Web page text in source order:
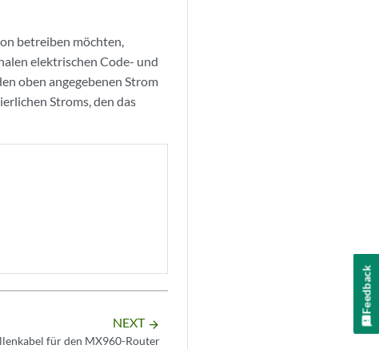
betreiben möchten,
elektrischen Code- und
oben angegebenen Strom
Stroms, den das
NEXT arrow_forward
für den MX960-Router
Feedback